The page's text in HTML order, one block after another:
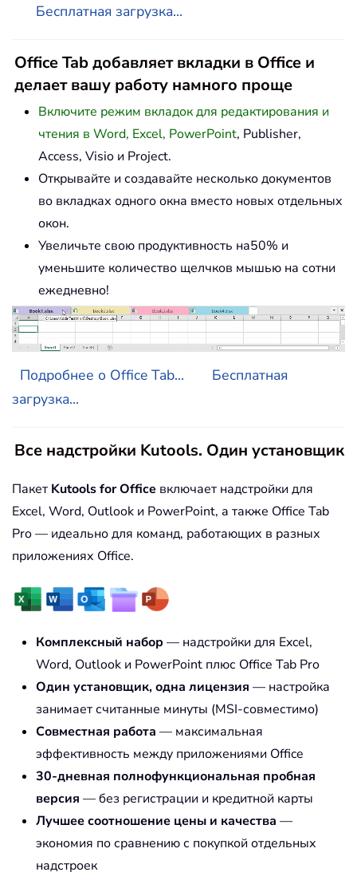
Бесплатная загрузка...
Office Tab добавляет вкладки в Office и
делает вашу работу намного проще
Включите режим вкладок для редактирования и
чтения в Word, Excel, PowerPoint, Publisher,
Access, Visio и Project.
Открывайте и создавайте несколько документов
во вкладках одного окна вместо новых отдельных
окон.
Увеличьте свою продуктивность на50% и
уменьшите количество щелчков мышью на сотни
ежедневно!
Подробнее о Office Tab...
Бесплатная
загрузка...
Все надстройки Kutools. Один установщик
Пакет Kutools for Office включает надстройки для
Excel, Word, Outlook и PowerPoint, а также Office Tab
Pro — идеально для команд, работающих в разных
приложениях Office.
Комплексный набор — надстройки для Excel,
Word, Outlook и PowerPoint плюс Office Tab Pro
Один установщик, одна лицензия — настройка
занимает считанные минуты (MSI-совместимо)
Совместная работа — максимальная
эффективность между приложениями Office
30-дневная полнофункциональная пробная
версия — без регистрации и кредитной карты
Лучшее соотношение цены и качества —
экономия по сравнению с покупкой отдельных
надстроек